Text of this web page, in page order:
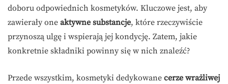
doboru odpowiednich kosmetyków. Kluczowe jest, aby
zawierały one aktywne substancje, które rzeczywiście
przynoszą ulgę i wspierają jej kondycję. Zatem, jakie
konkretnie składniki powinny się w nich znaleźć?
Przede wszystkim, kosmetyki dedykowane cerze wrażliwej